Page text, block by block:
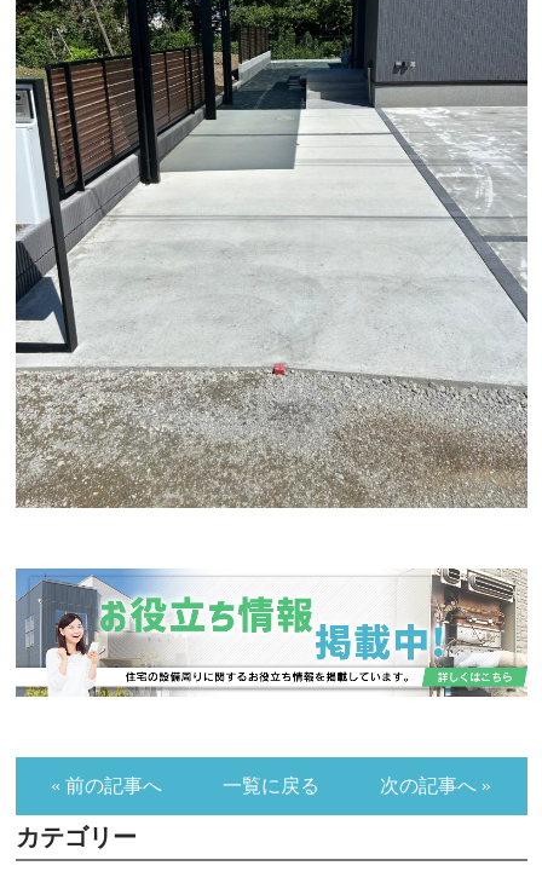
« 前の記事へ 一覧に戻る 次の記事へ »
カテゴリー